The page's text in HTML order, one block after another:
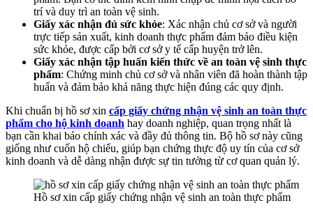
trí và duy trì an toàn vệ sinh.
Giấy xác nhận đủ sức khỏe: Xác nhận chủ cơ sở và người
trực tiếp sản xuất, kinh doanh thực phẩm đảm bảo điều kiện
sức khỏe, được cấp bởi cơ sở y tế cấp huyện trở lên.
Giấy xác nhận tập huấn kiến thức về an toàn vệ sinh thực
phẩm: Chứng minh chủ cơ sở và nhân viên đã hoàn thành tập
huấn và đảm bảo khả năng thực hiện đúng các quy định.
Khi chuẩn bị hồ sơ xin cấp giấy chứng nhận vệ sinh an toàn thực
phẩm cho hộ kinh doanh hay doanh nghiệp, quan trọng nhất là
bạn cần khai báo chính xác và đầy đủ thông tin. Bộ hồ sơ này cũng
giống như cuốn hộ chiếu, giúp bạn chứng thực độ uy tín của cơ sở
kinh doanh và dễ dàng nhận được sự tin tưởng từ cơ quan quản lý.
Hồ sơ xin cấp giấy chứng nhận vệ sinh an toàn thực phẩm